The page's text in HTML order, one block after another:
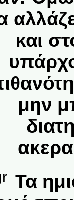
και
μην
Τα